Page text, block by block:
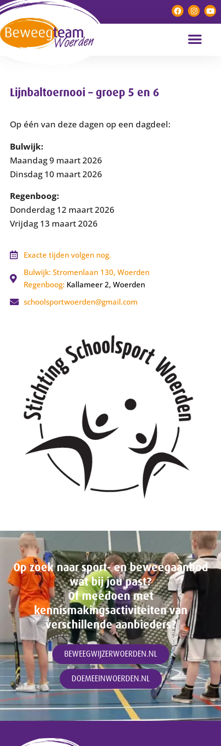
Lijnbaltoernooi – groep 5 en 6
Op één van deze dagen op een dagdeel:
Bulwijk:
Maandag 9 maart 2026
Dinsdag 10 maart 2026
Regenboog:
Donderdag 12 maart 2026
Vrijdag 13 maart 2026
Exacte tijden volgen nog.
Bulwijk: Stromenlaan 130, Woerden
Regenboog: Kallameer 2, Woerden
schoolsportwoerden@gmail.com
Op zoek naar sport- en beweegaanbod
wat bij jou past?
Of meedoen met
kennismakingsactiviteiten van
verschillende aanbieders?
BEWEEGWIJZERWOERDEN.NL
DOEMEEINWOERDEN.NL